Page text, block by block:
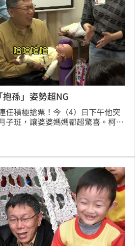
孫」姿勢超NG
任積極搶票！今（4）日下午他突
子班，讓婆婆媽媽都超驚喜。柯文
場的老人共餐、假日馬不停蹄跑基